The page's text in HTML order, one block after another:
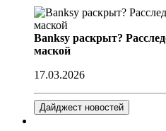
Banksy раскрыт?
маской
17.03.2026
Дайджест новостей